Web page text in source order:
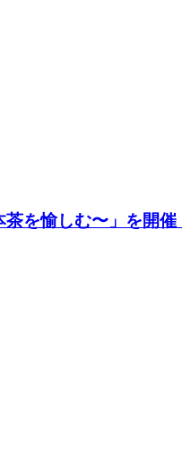
を愉しむ〜」を開